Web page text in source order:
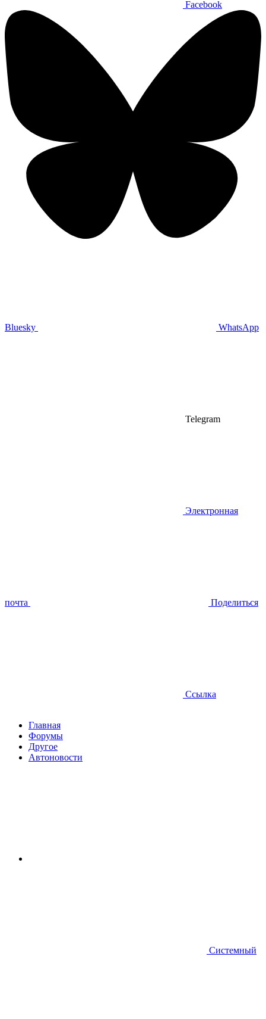
Facebook
Bluesky WhatsApp
Telegram
Электронная
почта Поделиться
Ссылка
Главная
Форумы
Другое
Автоновости
Системный